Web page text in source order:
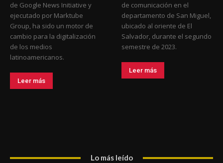
de Google News Initiative y
ejecutado por Marktube
Group, ha sido un motor de
cambio para la digitalización
de los medios
latinoamericanos.
Leer más
de comunicación en el
departamento de San Miguel,
ubicado al oriente de El
Salvador, durante el segundo
semestre de 2023.
Leer más
Lo más leído